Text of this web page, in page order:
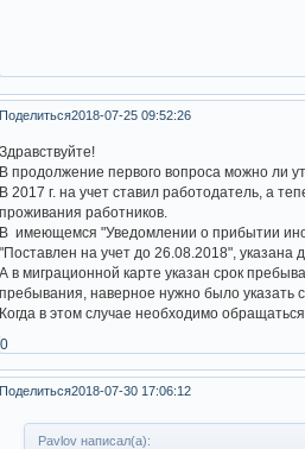
Поделиться2018-07-25 09:52:26
Здравствуйте!
В продолжение первого вопроса можно ли
В 2017 г. на учет ставил работодатель, а
проживания работников.
В имеющемся "Уведомлении о прибытии
"Поставлен на учет до 26.08.2018", указана
А в миграционной карте указан срок
пребывания, наверное нужно было указать
Когда в этом случае необходимо
0
Поделиться2018-07-30 17:06:12
Pavlov написал(а):